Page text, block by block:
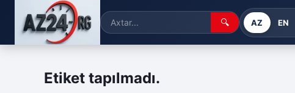
🔍 AZ EN
Etiket tapılmadı.